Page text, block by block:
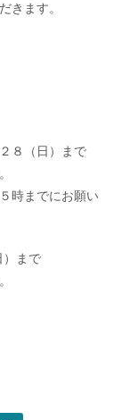
Link
きます。
８（日）まで
時までにお願い
）まで